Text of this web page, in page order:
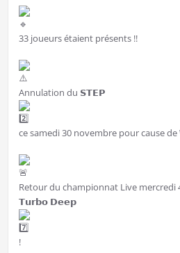
33 joueurs étaient présents !!
Annulation du 𝗦𝗧𝗘𝗣
ce samedi 30 novembre pour cause de
Retour du championnat Live mercredi
𝗧𝘂𝗿𝗯𝗼 𝗗𝗲𝗲𝗽
!